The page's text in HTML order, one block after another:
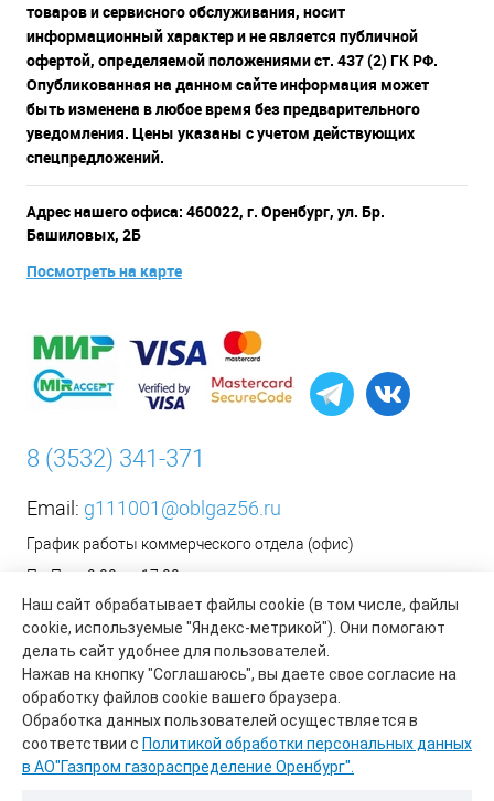
Наш сайт обрабатывает файлы cookie (в том числе, файлы
cookie, используемые "Яндекс-метрикой"). Они помогают
делать сайт удобнее для пользователей.
Нажав на кнопку "Соглашаюсь", вы даете свое согласие на
обработку файлов cookie вашего браузера.
Обработка данных пользователей осуществляется в
соответствии с Политикой обработки персональных данных
в АО"Газпром газораспределение Оренбург".
товаров и сервисного обслуживания, носит
информационный характер и не является публичной
офертой, определяемой положениями ст. 437 (2) ГК РФ.
Опубликованная на данном сайте информация может
быть изменена в любое время без предварительного
уведомления. Цены указаны с учетом действующих
спецпредложений.
Адрес нашего офиса: 460022, г. Оренбург, ул. Бр.
Башиловых, 2Б
Посмотреть на карте
8 (3532) 341-371
Email: g111001@oblgaz56.ru
График работы коммерческого отдела (офис)
Пн-Пт: с 9:00 до 17:00
Сб-Вс: Выходной
__________________________________________
Оформить заявку на установку бытового газового
оборудования возможно на сайте организации АО «Газпром
газораспределение Оренбург»:https://www.oblgaz56.ru/